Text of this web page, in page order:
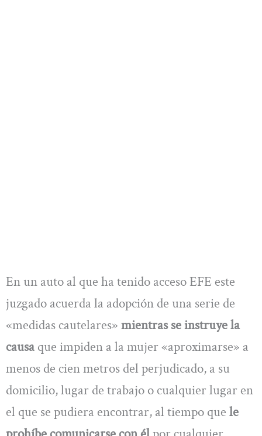
En un auto al que ha tenido acceso EFE este
juzgado acuerda la adopción de una serie de
«medidas cautelares» mientras se instruye la
causaque impiden a la mujer «aproximarse» a
menos de cien metros del perjudicado, a su
domicilio, lugar de trabajo o cualquier lugar en
el que se pudiera encontrar, al tiempo que le